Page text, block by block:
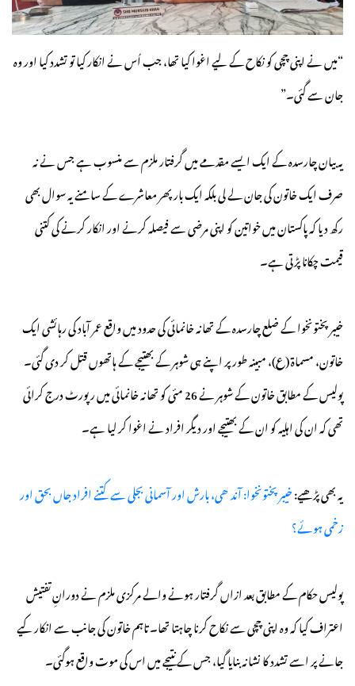
“میں نے اپنی چچی کو نکاح کے لیے اغوا کیا تھا، جب اُس نے انکار کیا تو تشدد کیا اور وہ
جان سے گئی۔”
یہ بیان چارسدہ کے ایک ایسے مقدمے میں گرفتار ملزم سے منسوب ہے جس نے نہ
صرف ایک خاتون کی جان لے لی بلکہ ایک بار پھر معاشرے کے سامنے یہ سوال بھی
رکھ دیا کہ پاکستان میں خواتین کو اپنی مرضی سے فیصلہ کرنے اور انکار کرنے کی کتنی
قیمت چکانا پڑتی ہے۔
خیبرپختونخوا کے ضلع چارسدہ کے تھانہ خانمائی کی حدود میں واقع عمر آباد کی رہائشی ایک
خاتون، مسماۃ (ع)، مبینہ طور پر اپنے ہی شوہر کے بھتیجے کے ہاتھوں قتل کر دی گئی۔
پولیس کے مطابق خاتون کے شوہر نے 26 مئی کو تھانہ خانمائی میں رپورٹ درج کرائی
تھی کہ ان کی اہلیہ کو ان کے بھتیجے اور دیگر افراد نے اغوا کر لیا ہے۔
یہ بھی پڑھیے:خیبرپختونخوا: آندھی، بارش اور آسمانی بجلی سے کتنے افراد جاں بحق اور
زخمی ہوئے؟
پولیس حکام کے مطابق بعد ازاں گرفتار ہونے والے مرکزی ملزم نے دورانِ تفتیش
اعتراف کیا کہ وہ اپنی چچی سے نکاح کرنا چاہتا تھا۔ تاہم خاتون کی جانب سے انکار کیے
جانے پر اسے تشدد کا نشانہ بنایا گیا، جس کے نتیجے میں اس کی موت واقع ہوگئی۔